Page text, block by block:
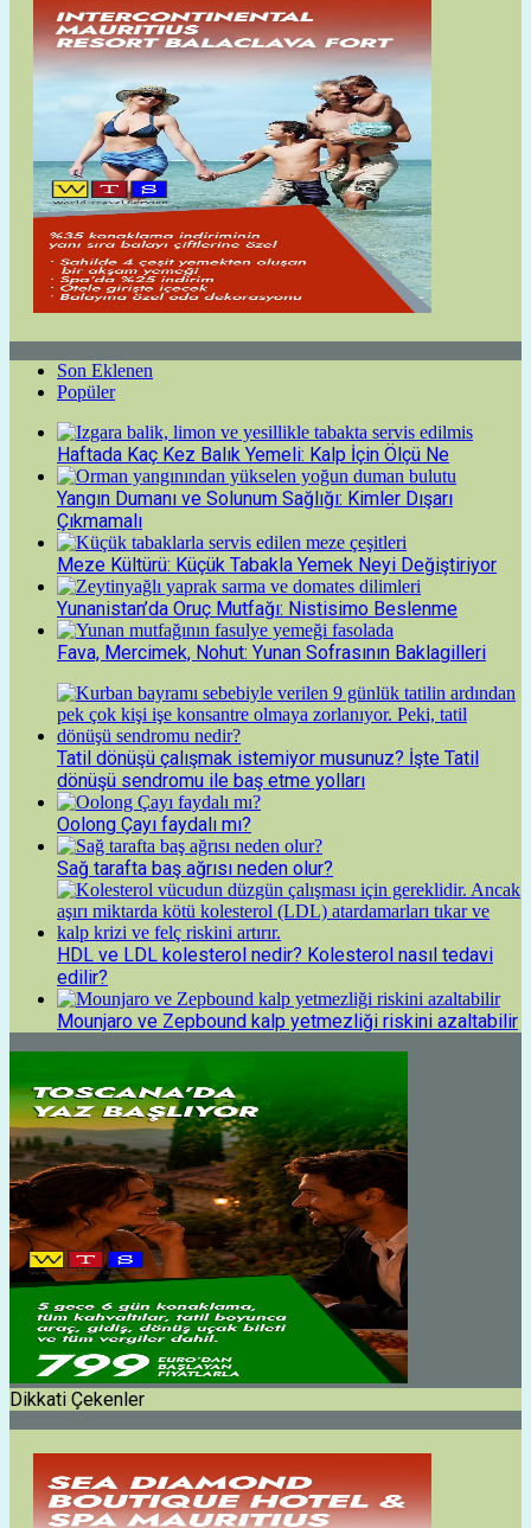
Son Eklenen
Popüler
Haftada Kaç Kez Balık Yemeli: Kalp İçin Ölçü Ne
Yangın Dumanı ve Solunum Sağlığı: Kimler Dışarı
Çıkmamalı
Meze Kültürü: Küçük Tabakla Yemek Neyi Değiştiriyor
Yunanistan’da Oruç Mutfağı: Nistisimo Beslenme
Fava, Mercimek, Nohut: Yunan Sofrasının Baklagilleri
Tatil dönüşü çalışmak istemiyor musunuz? İşte Tatil
dönüşü sendromu ile baş etme yolları
Oolong Çayı faydalı mı?
Sağ tarafta baş ağrısı neden olur?
HDL ve LDL kolesterol nedir? Kolesterol nasıl tedavi
edilir?
Mounjaro ve Zepbound kalp yetmezliği riskini azaltabilir
Dikkati Çekenler